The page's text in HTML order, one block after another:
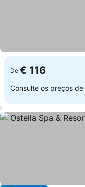
De € 116
Consulte os preços de